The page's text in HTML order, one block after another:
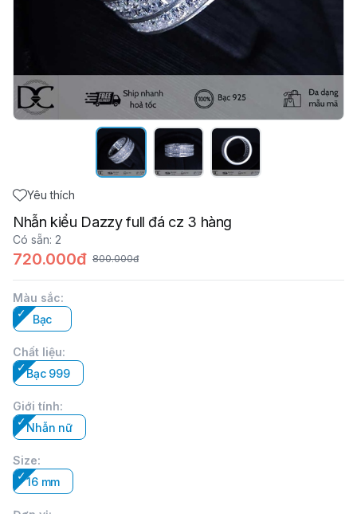
Yêu thích
Nhẫn kiểu Dazzy full đá cz 3 hàng
Có sẵn: 2
720.000đ 800.000đ
Màu sắc:
Bạc
Chất liệu:
Bạc 999
Giới tính:
Nhẫn nữ
Size:
16 mm